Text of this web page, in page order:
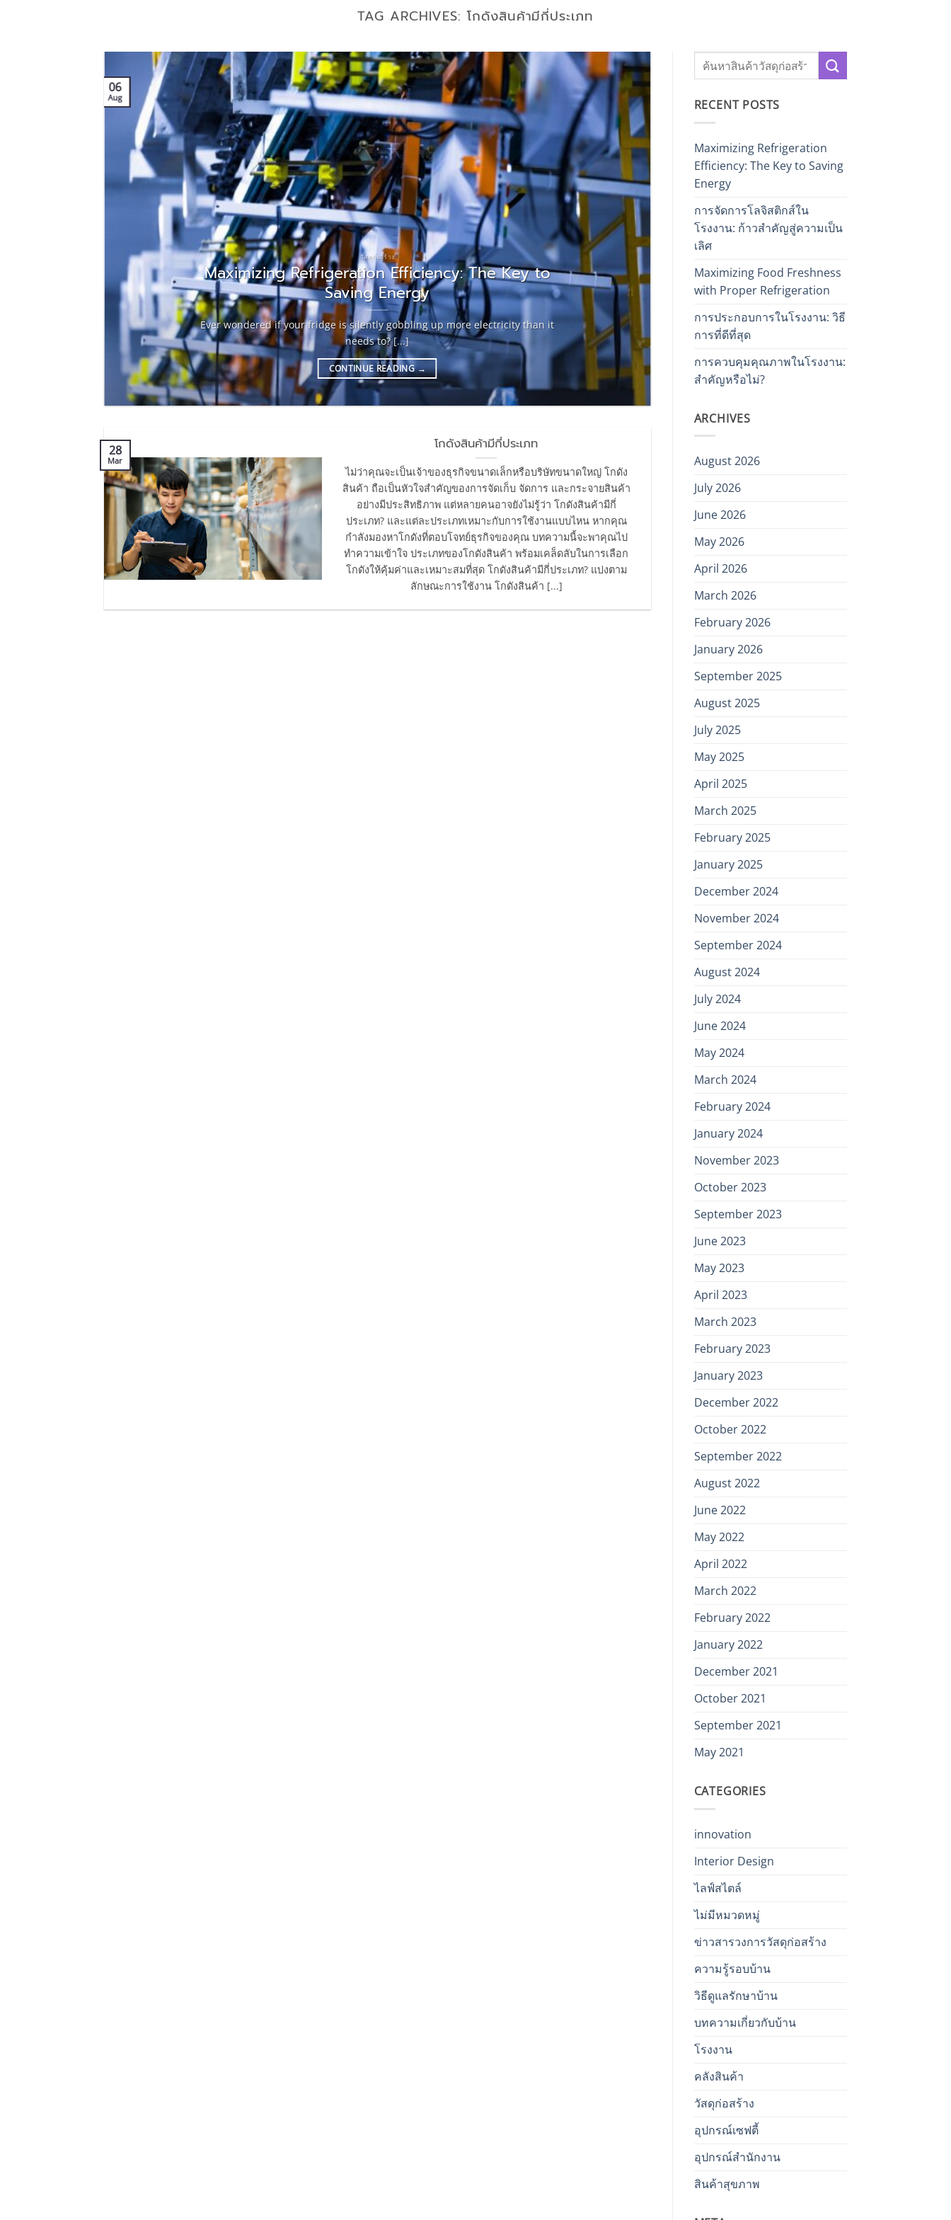
TAG ARCHIVES:โกดังสินค้ามีกี่ประเภท
วัสดุก่อสร้าง
Maximizing Refrigeration Efficiency: The Key to
Saving Energy
Ever wondered if your fridge is silently gobbling up more electricity than it
needs to? [...]
CONTINUE READING→
06
Aug
โกดังสินค้ามีกี่ประเภท
ไม่ว่าคุณจะเป็นเจ้าของธุรกิจขนาดเล็กหรือบริษัทขนาดใหญ่ โกดัง
สินค้า ถือเป็นหัวใจสำคัญของการจัดเก็บ จัดการ และกระจายสินค้า
อย่างมีประสิทธิภาพ แต่หลายคนอาจยังไม่รู้ว่า โกดังสินค้ามีกี่
ประเภท? และแต่ละประเภทเหมาะกับการใช้งานแบบไหน หากคุณ
กำลังมองหาโกดังที่ตอบโจทย์ธุรกิจของคุณ บทความนี้จะพาคุณไป
ทำความเข้าใจ ประเภทของโกดังสินค้า พร้อมเคล็ดลับในการเลือก
โกดังให้คุ้มค่าและเหมาะสมที่สุด โกดังสินค้ามีกี่ประเภท? แบ่งตาม
ลักษณะการใช้งาน โกดังสินค้า [...]
28
Mar
RECENT POSTS
Maximizing Refrigeration
Efficiency: The Key to Saving
Energy
การจัดการโลจิสติกส์ใน
โรงงาน: ก้าวสำคัญสู่ความเป็น
เลิศ
Maximizing Food Freshness
with Proper Refrigeration
การประกอบการในโรงงาน: วิธี
การที่ดีที่สุด
การควบคุมคุณภาพในโรงงาน:
สำคัญหรือไม่?
ARCHIVES
August 2026
July 2026
June 2026
May 2026
April 2026
March 2026
February 2026
January 2026
September 2025
August 2025
July 2025
May 2025
April 2025
March 2025
February 2025
January 2025
December 2024
November 2024
September 2024
August 2024
July 2024
June 2024
May 2024
March 2024
February 2024
January 2024
November 2023
October 2023
September 2023
June 2023
May 2023
April 2023
March 2023
February 2023
January 2023
December 2022
October 2022
September 2022
August 2022
June 2022
May 2022
April 2022
March 2022
February 2022
January 2022
December 2021
October 2021
September 2021
May 2021
CATEGORIES
innovation
Interior Design
ไลฟ์สไตล์
ไม่มีหมวดหมู่
ข่าวสารวงการวัสดุก่อสร้าง
ความรู้รอบบ้าน
วิธีดูแลรักษาบ้าน
บทความเกี่ยวกับบ้าน
โรงงาน
คลังสินค้า
วัสดุก่อสร้าง
อุปกรณ์เซฟตี้
อุปกรณ์สำนักงาน
สินค้าสุขภาพ